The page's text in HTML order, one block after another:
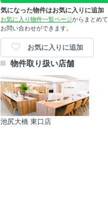
気になった物件はお気に入りに追加
お気に入り物件一覧ページからまとめて
お問い合わせができます。
お気に入りに追加
物件取り扱い店舗
池尻大橋 東口店